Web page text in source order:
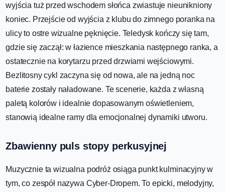
wyjścia tuż przed wschodem słońca zwiastuje nieunikniony
koniec. Przejście od wyjścia z klubu do zimnego poranka na
ulicy to ostre wizualne pęknięcie. Teledysk kończy się tam,
gdzie się zaczął: w łazience mieszkania następnego ranka, a
ostatecznie na korytarzu przed drzwiami wejściowymi.
Bezlitosny cykl zaczyna się od nowa, ale na jedną noc
baterie zostały naładowane. Te scenerie, każda z własną
paletą kolorów i idealnie dopasowanym oświetleniem,
stanowią idealne ramy dla emocjonalnej dynamiki utworu.
Zbawienny puls stopy perkusyjnej
Muzycznie ta wizualna podróż osiąga punkt kulminacyjny w
tym, co zespół nazywa Cyber-Dropem. To epicki, melodyjny,